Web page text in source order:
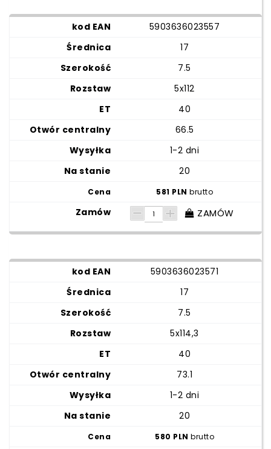
5903636023557
17
7.5
5x112
40
66.5
1-2 dni
20
581 PLNbrutto
ZAMÓW
5903636023571
17
7.5
5x114,3
40
73.1
1-2 dni
20
580 PLNbrutto